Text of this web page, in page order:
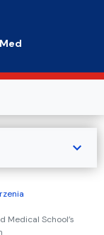
Medical School’s
expand_more